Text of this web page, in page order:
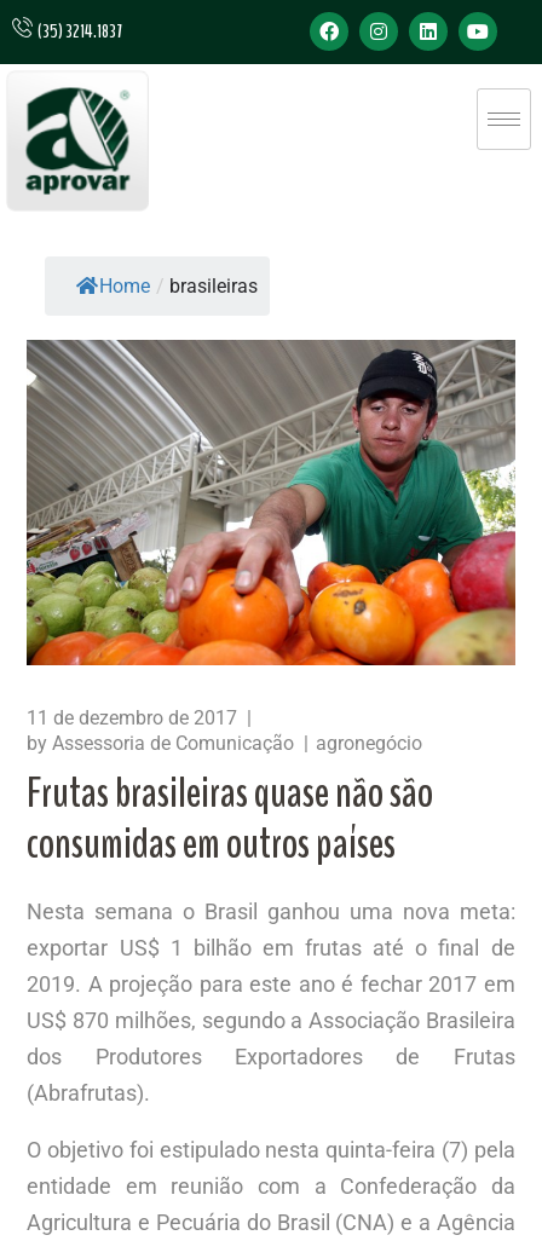
(35) 3214.1837
Home / brasileiras
11 de dezembro de 2017
byAssessoria de Comunicação agronegócio
Frutas brasileiras quase não são
consumidas em outros países
Nesta semana o Brasil ganhou uma nova meta:
exportar US$ 1 bilhão em frutas até o final de
2019. A projeção para este ano é fechar 2017 em
US$ 870 milhões, segundo a Associação Brasileira
dos Produtores Exportadores de Frutas
(Abrafrutas).
O objetivo foi estipulado nesta quinta-feira (7) pela
entidade em reunião com a Confederação da
Agricultura e Pecuária do Brasil (CNA) e a Agência